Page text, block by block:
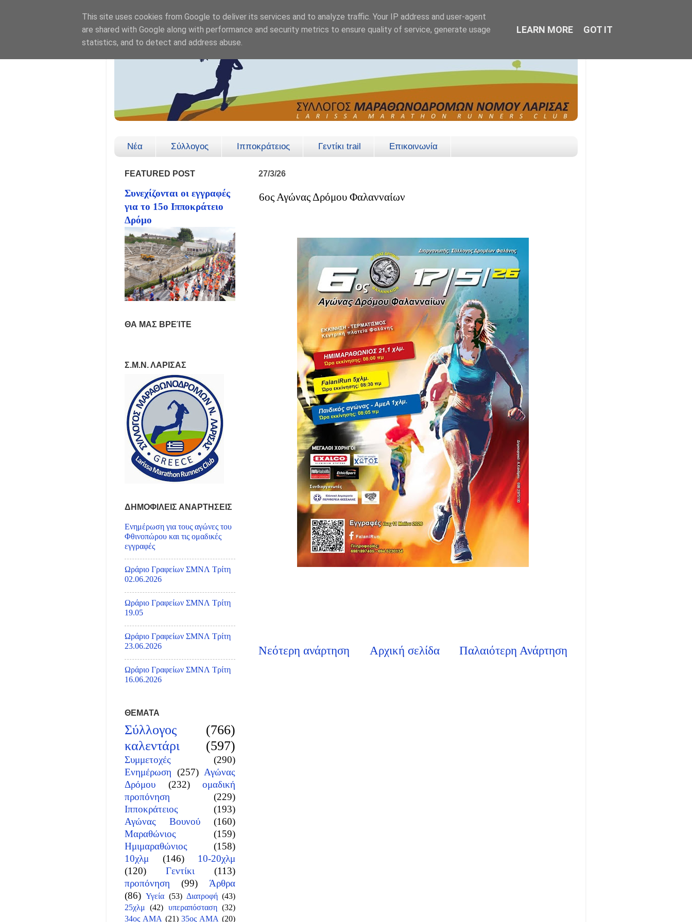
Νέα Σύλλογος Ιπποκράτειος Γεντίκι trail Επικοινωνία
27/3/26
6ος Αγώνας Δρόμου Φαλανναίων
Νεότερη ανάρτηση Παλαιότερη Ανάρτηση
Αρχική σελίδα
FEATURED POST
Συνεχίζονται οι εγγραφές
για το 15ο Ιπποκράτειο
Δρόμο
ΘΑ ΜΑΣ ΒΡΕΊΤΕ
Σ.Μ.Ν. ΛΑΡΙΣΑΣ
ΔΗΜΟΦΙΛΕΙΣ ΑΝΑΡΤΗΣΕΙΣ
Ενημέρωση για τους αγώνες του
Φθινοπώρου και τις ομαδικές
εγγραφές
Ωράριο Γραφείων ΣΜΝΛ Τρίτη
02.06.2026
Ωράριο Γραφείων ΣΜΝΛ Τρίτη
19.05
Ωράριο Γραφείων ΣΜΝΛ Τρίτη
23.06.2026
Ωράριο Γραφείων ΣΜΝΛ Τρίτη
16.06.2026
ΘΕΜΑΤΑ
Σύλλογος
(766)
καλεντάρι
(597)
Συμμετοχές
(290)
Ενημέρωση (257) Αγώνας
Δρόμου
(232)
ομαδική
προπόνηση
(229)
Ιπποκράτειος
(193)
Αγώνας Βουνού
(160)
Μαραθώνιος
(159)
Ημιμαραθώνιος
(158)
10χλμ
(146)
10-20χλμ
(120)
Γεντίκι
(113)
προπόνηση
(99)
Άρθρα
(86) Υγεία (53) Διατροφή (43)
25χλμ (42) υπεραπόσταση (32)
34ος ΑΜΑ (21) 35ος ΑΜΑ (20)
This site uses cookies from Google to deliver its services and to analyze traffic. Your IP address and user-agent
are shared with Google along with performance and security metrics to ensure quality of service, generate usage
statistics, and to detect and address abuse.
LEARN MORE GOT IT